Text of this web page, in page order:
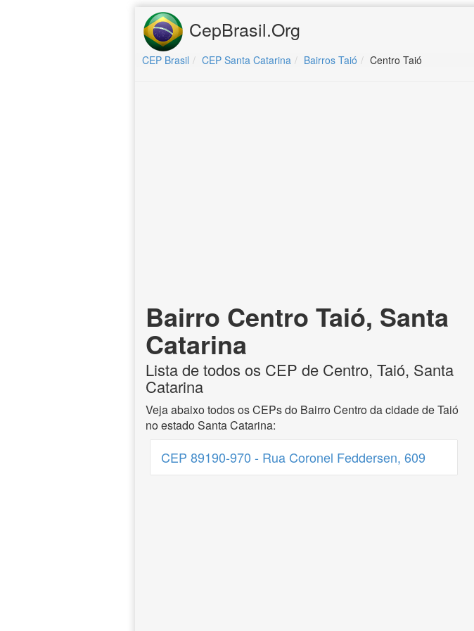
CepBrasil.Org
CEP Brasil CEP Santa Catarina Bairros Taió Centro Taió
Bairro Centro Taió, Santa
Catarina
Lista de todos os CEP de Centro, Taió, Santa
Catarina
Veja abaixo todos os CEPs do Bairro Centro da cidade de Taió
no estado Santa Catarina:
CEP 89190-970 - Rua Coronel Feddersen, 609